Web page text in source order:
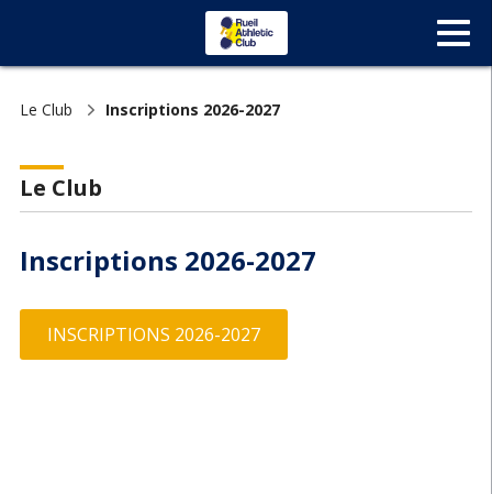
Le Club Inscriptions 2026-2027
Le Club
Inscriptions 2026-2027
INSCRIPTIONS 2026-2027